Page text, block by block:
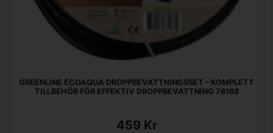
GREENLINE ECOAQUA DROPPBEVATTNINGSSET – KOMPLETT
TILLBEHÖR FÖR EFFEKTIV DROPPBEVATTNING 76188
459 Kr